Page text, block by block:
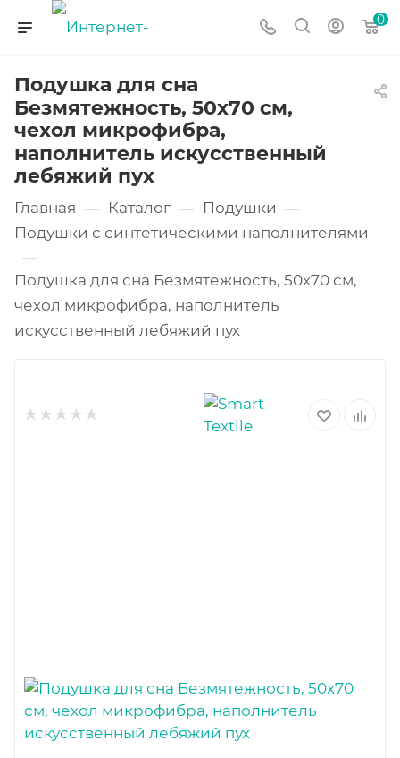
0
Подушка для сна
Безмятежность, 50х70 см,
чехол микрофибра,
наполнитель искусственный
лебяжий пух
Главная — Каталог — Подушки —
Подушки с синтетическими наполнителями
—
Подушка для сна Безмятежность, 50х70 см,
чехол микрофибра, наполнитель
искусственный лебяжий пух